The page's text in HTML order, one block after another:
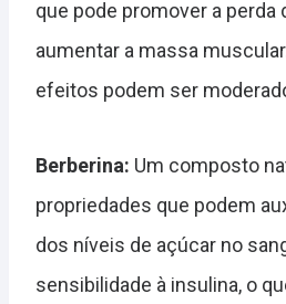
que pode promover a perda
aumentar a massa
efeitos podem ser
Berberina: Um composto
propriedades que podem
dos níveis de açúcar no
sensibilidade à insulina, o